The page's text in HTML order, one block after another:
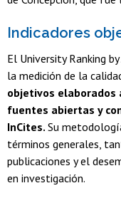
Indicadores
El University Ranking
la medición de la
objetivos elaborados
fuentes abiertas y
InCites. Su
términos generales,
publicaciones y el
en investigación.